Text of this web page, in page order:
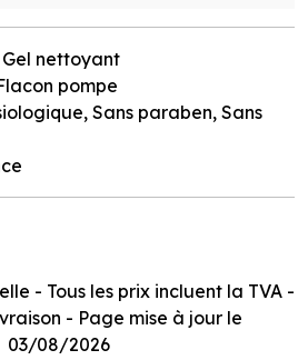
Gel nettoyant
pompe
Sans paraben, Sans
- Tous les prix incluent la TVA -
- Page mise à jour le
03/08/2026